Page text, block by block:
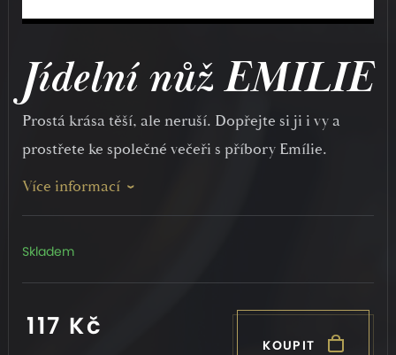
Jídelní nůž EMILIE
Prostá krása těší, ale neruší. Dopřejte si ji i vy a
prostřete ke společné večeři s příbory Emílie.
Více informací
Skladem
117 Kč
KOUPIT